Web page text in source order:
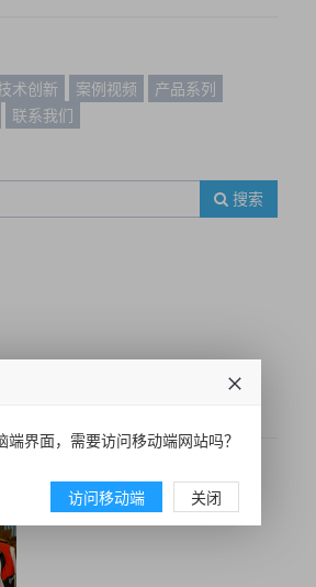
术创新 案例视频
产品系列
联系我们
搜索
评分排序
端界面，需要访问移动端网站吗？
访问移动端 关闭